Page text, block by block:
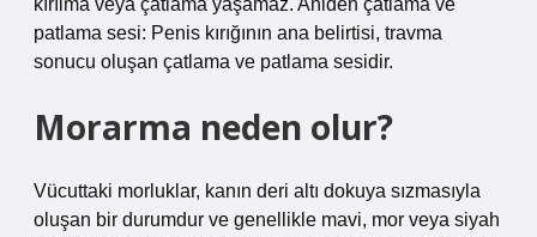
kırılma veya çatlama yaşamaz. Aniden çatlama ve
patlama sesi: Penis kırığının ana belirtisi, travma
sonucu oluşan çatlama ve patlama sesidir.
Morarma neden olur?
Vücuttaki morluklar, kanın deri altı dokuya sızmasıyla
oluşan bir durumdur ve genellikle mavi, mor veya siyah